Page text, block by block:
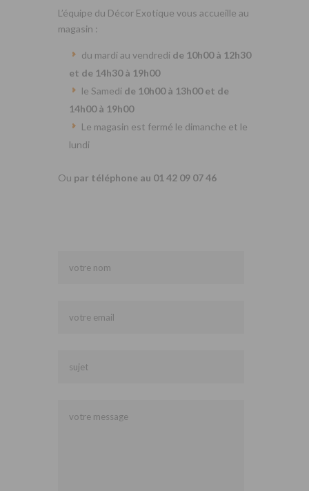
L’équipe du Décor Exotique vous accueille au
magasin :
du mardi au vendredi de 10h00 à 12h30
et de 14h30 à 19h00
le Samedi de 10h00 à 13h00 et de
14h00 à 19h00
Le magasin est fermé le dimanche et le
lundi
Ou par téléphone au 01 42 09 07 46